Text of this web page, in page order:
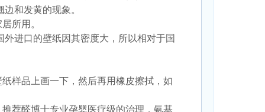
和发黄的现象。
所用。
进口的壁纸因其密度大，所以相对于国
样品上画一下，然后再用橡皮擦拭，如
荐醛博士专业孕婴医疗级的治理 ， 氨基